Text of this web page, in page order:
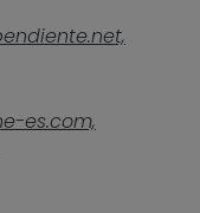
es.com,